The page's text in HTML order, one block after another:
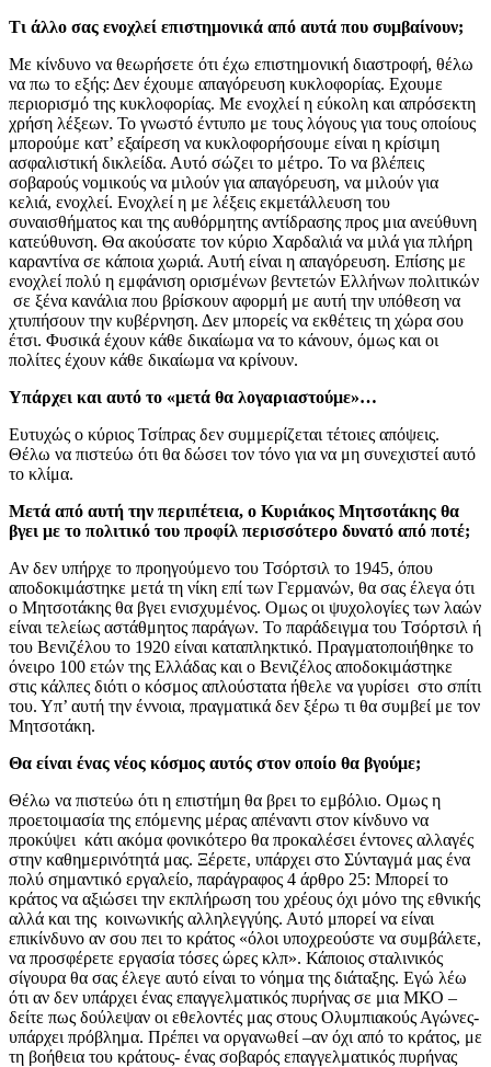
Τι άλλο σας ενοχλεί επιστημονικά από αυτά που συμβαίνουν;
Με κίνδυνο να θεωρήσετε ότι έχω επιστημονική διαστροφή, θέλω
να πω το εξής: Δεν έχουμε απαγόρευση κυκλοφορίας. Εχουμε
περιορισμό της κυκλοφορίας. Με ενοχλεί η εύκολη και απρόσεκτη
χρήση λέξεων. Το γνωστό έντυπο με τους λόγους για τους οποίους
μπορούμε κατ’ εξαίρεση να κυκλοφορήσουμε είναι η κρίσιμη
ασφαλιστική δικλείδα. Αυτό σώζει το μέτρο. Το να βλέπεις
σοβαρούς νομικούς να μιλούν για απαγόρευση, να μιλούν για
κελιά, ενοχλεί. Ενοχλεί η με λέξεις εκμετάλλευση του
συναισθήματος και της αυθόρμητης αντίδρασης προς μια ανεύθυνη
κατεύθυνση. Θα ακούσατε τον κύριο Χαρδαλιά να μιλά για πλήρη
καραντίνα σε κάποια χωριά. Αυτή είναι η απαγόρευση. Επίσης με
ενοχλεί πολύ η εμφάνιση ορισμένων βεντετών Ελλήνων πολιτικών
σε ξένα κανάλια που βρίσκουν αφορμή με αυτή την υπόθεση να
χτυπήσουν την κυβέρνηση. Δεν μπορείς να εκθέτεις τη χώρα σου
έτσι. Φυσικά έχουν κάθε δικαίωμα να το κάνουν, όμως και οι
πολίτες έχουν κάθε δικαίωμα να κρίνουν.
Υπάρχει και αυτό το «μετά θα λογαριαστούμε»…
Ευτυχώς ο κύριος Τσίπρας δεν συμμερίζεται τέτοιες απόψεις.
Θέλω να πιστεύω ότι θα δώσει τον τόνο για να μη συνεχιστεί αυτό
το κλίμα.
Μετά από αυτή την περιπέτεια, ο Κυριάκος Μητσοτάκης θα
βγει με το πολιτικό του προφίλ περισσότερο δυνατό από ποτέ;
Αν δεν υπήρχε το προηγούμενο του Τσόρτσιλ το 1945, όπου
αποδοκιμάστηκε μετά τη νίκη επί των Γερμανών, θα σας έλεγα ότι
ο Μητσοτάκης θα βγει ενισχυμένος. Ομως οι ψυχολογίες των λαών
είναι τελείως αστάθμητος παράγων. Το παράδειγμα του Τσόρτσιλ ή
του Βενιζέλου το 1920 είναι καταπληκτικό. Πραγματοποιήθηκε το
όνειρο 100 ετών της Ελλάδας και ο Βενιζέλος αποδοκιμάστηκε
στις κάλπες διότι ο κόσμος απλούστατα ήθελε να γυρίσει στο σπίτι
του. Υπ’ αυτή την έννοια, πραγματικά δεν ξέρω τι θα συμβεί με τον
Μητσοτάκη.
Θα είναι ένας νέος κόσμος αυτός στον οποίο θα βγούμε;
Θέλω να πιστεύω ότι η επιστήμη θα βρει το εμβόλιο. Ομως η
προετοιμασία της επόμενης μέρας απέναντι στον κίνδυνο να
προκύψει κάτι ακόμα φονικότερο θα προκαλέσει έντονες αλλαγές
στην καθημερινότητά μας. Ξέρετε, υπάρχει στο Σύνταγμά μας ένα
πολύ σημαντικό εργαλείο, παράγραφος 4 άρθρο 25: Μπορεί το
κράτος να αξιώσει την εκπλήρωση του χρέους όχι μόνο της εθνικής
αλλά και της κοινωνικής αλληλεγγύης. Αυτό μπορεί να είναι
επικίνδυνο αν σου πει το κράτος «όλοι υποχρεούστε να συμβάλετε,
να προσφέρετε εργασία τόσες ώρες κλπ». Κάποιος σταλινικός
σίγουρα θα σας έλεγε αυτό είναι το νόημα της διάταξης. Εγώ λέω
ότι αν δεν υπάρχει ένας επαγγελματικός πυρήνας σε μια ΜΚΟ –
δείτε πως δούλεψαν οι εθελοντές μας στους Ολυμπιακούς Αγώνες-
υπάρχει πρόβλημα. Πρέπει να οργανωθεί –αν όχι από το κράτος, με
τη βοήθεια του κράτους- ένας σοβαρός επαγγελματικός πυρήνας